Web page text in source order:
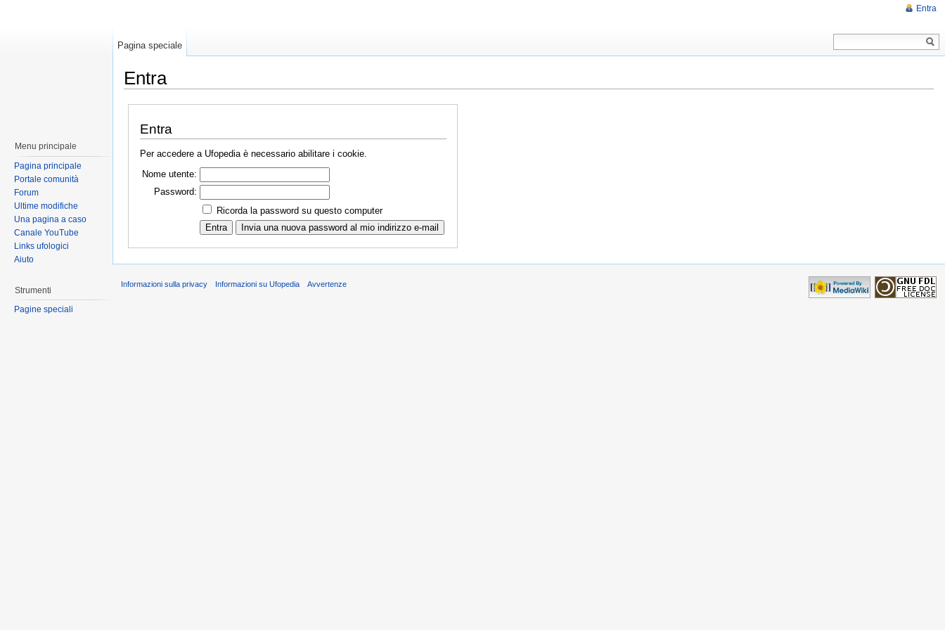
Entra
Entra
Per accedere a Ufopedia è necessario abilitare i cookie.
Nome utente:
Password:
Ricorda la password su questo computer
Entra
Pagina speciale
Menu principale
Pagina principale
Portale comunità
Forum
Ultime modifiche
Una pagina a caso
Canale YouTube
Links ufologici
Aiuto
Strumenti
Pagine speciali
Informazioni sulla privacy Informazioni su Ufopedia Avvertenze